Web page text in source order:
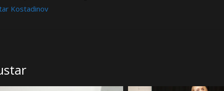
Kostadinov